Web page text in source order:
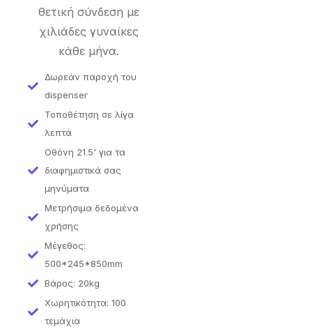
θετική σύνδεση με
χιλιάδες γυναίκες
κάθε μήνα.
Δωρεάν παροχή του
dispenser
Τοποθέτηση σε λίγα
λεπτά
Οθόνη 21.5' για τα
διαφημιστικά σας
μηνύματα
Μετρήσιμα δεδομένα
χρήσης
Μέγεθος:
500*245*850mm
Βάρος: 20kg
Χωρητικότητα: 100
τεμάχια